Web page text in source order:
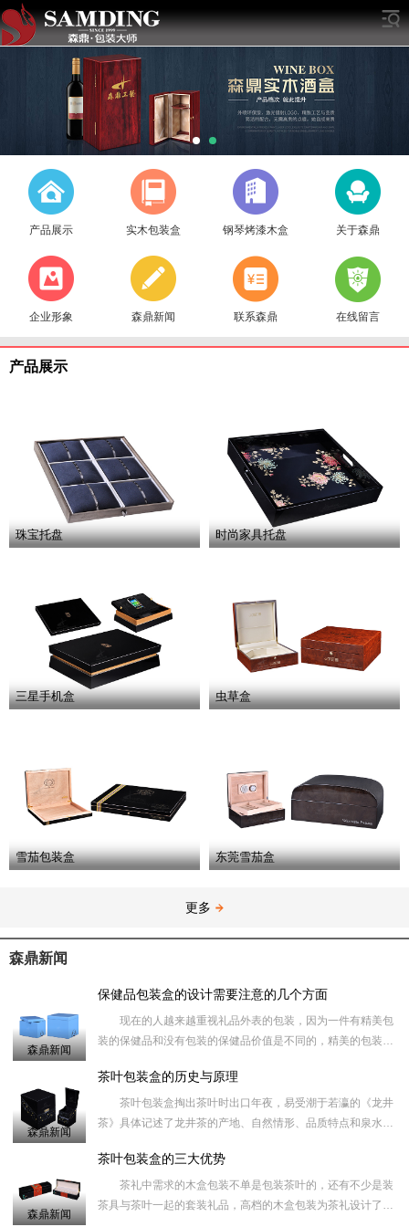
产品展示 实木包装盒 钢琴烤漆木盒 关于森鼎
企业形象 森鼎新闻 联系森鼎 在线留言
产品展示
珠宝托盘 时尚家具托盘
三星手机盒 虫草盒
雪茄包装盒 东莞雪茄盒
更多
森鼎新闻
森鼎新闻
保健品包装盒的设计需要注意的几个方面
现在的人越来越重视礼品外表的包装，因为一件有精美包
装的保健品和没有包装的保健品价值是不同的，精美的包装盒
面子，收的人
森鼎新闻
茶叶包装盒的历史与原理
茶叶包装盒掏出茶叶时出口年夜，易受潮于若瀛的《龙井
茶》具体记述了龙井茶的产地、自然情形、品质特点和泉水，
叶的量不易节
森鼎新闻
茶叶包装盒的三大优势
茶礼中需求的木盒包装不单是包装茶叶的，还有不少是装
茶具与茶叶一起的套装礼品，高档的木盒包装为茶礼设计了一